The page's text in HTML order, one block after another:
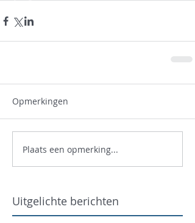
Opmerkingen
Plaats een opmerking...
Uitgelichte berichten